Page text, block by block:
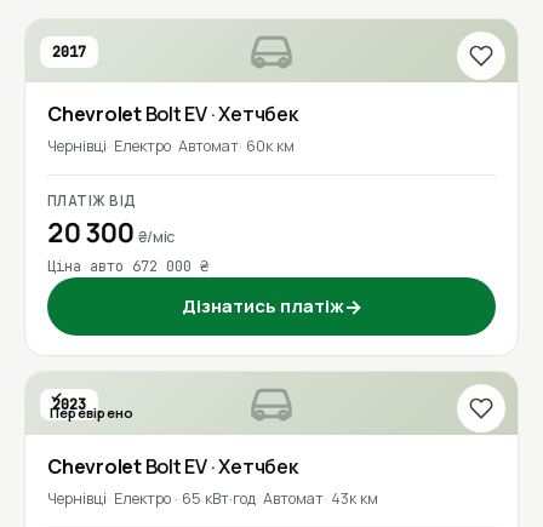
2017
ChevroletBolt EV· Хетчбек
Чернівці Електро Автомат 60к км
ПЛАТІЖ ВІД
20 300 ₴/міс
Ціна авто 672 000 ₴
Дізнатись платіж→
2023
Перевірено
ChevroletBolt EV· Хетчбек
Чернівці Електро · 65 кВт·год Автомат 43к км